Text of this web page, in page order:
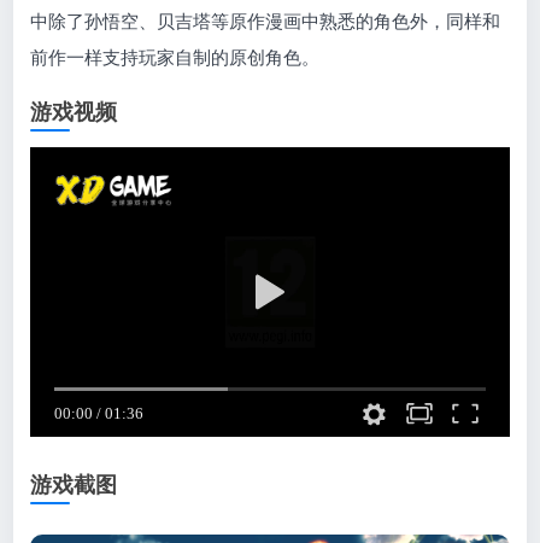
中除了孙悟空、贝吉塔等原作漫画中熟悉的角色外，同样和
前作一样支持玩家自制的原创角色。
游戏视频
游戏截图